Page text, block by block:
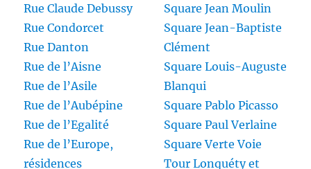
Rue Claude Debussy
Rue Condorcet
Rue Danton
Rue de l’Aisne
Rue de l’Asile
Rue de l’Aubépine
Rue de l’Egalité
Rue de l’Europe,
résidences
Square Jean Moulin
Square Jean-Baptiste
Clément
Square Louis-Auguste
Blanqui
Square Pablo Picasso
Square Paul Verlaine
Square Verte Voie
Tour Lonquéty et